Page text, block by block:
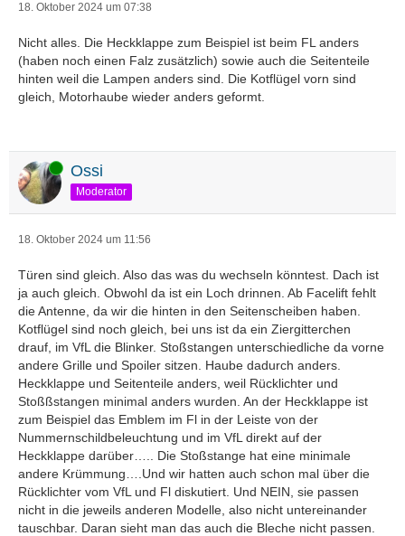
18. Oktober 2024 um 07:38
Nicht alles. Die Heckklappe zum Beispiel ist beim FL anders
(haben noch einen Falz zusätzlich) sowie auch die Seitenteile
hinten weil die Lampen anders sind. Die Kotflügel vorn sind
gleich, Motorhaube wieder anders geformt.
Online Ossi
Moderator
18. Oktober 2024 um 11:56
Türen sind gleich. Also das was du wechseln könntest. Dach ist
ja auch gleich. Obwohl da ist ein Loch drinnen. Ab Facelift fehlt
die Antenne, da wir die hinten in den Seitenscheiben haben.
Kotflügel sind noch gleich, bei uns ist da ein Ziergitterchen
drauf, im VfL die Blinker. Stoßstangen unterschiedliche da vorne
andere Grille und Spoiler sitzen. Haube dadurch anders.
Heckklappe und Seitenteile anders, weil Rücklichter und
Stoßßstangen minimal anders wurden. An der Heckklappe ist
zum Beispiel das Emblem im Fl in der Leiste von der
Nummernschildbeleuchtung und im VfL direkt auf der
Heckklappe darüber….. Die Stoßstange hat eine minimale
andere Krümmung….Und wir hatten auch schon mal über die
Rücklichter vom VfL und Fl diskutiert. Und NEIN, sie passen
nicht in die jeweils anderen Modelle, also nicht untereinander
tauschbar. Daran sieht man das auch die Bleche nicht passen.